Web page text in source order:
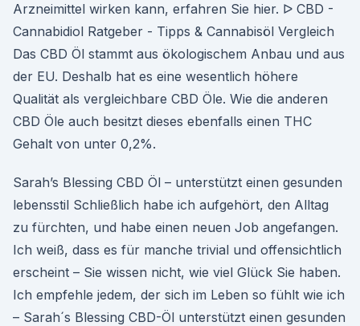
Arzneimittel wirken kann, erfahren Sie hier. ᐅ CBD -
Cannabidiol Ratgeber - Tipps & Cannabisöl Vergleich
Das CBD Öl stammt aus ökologischem Anbau und aus
der EU. Deshalb hat es eine wesentlich höhere
Qualität als vergleichbare CBD Öle. Wie die anderen
CBD Öle auch besitzt dieses ebenfalls einen THC
Gehalt von unter 0,2%.
Sarah’s Blessing CBD Öl – unterstützt einen gesunden
lebensstil Schließlich habe ich aufgehört, den Alltag
zu fürchten, und habe einen neuen Job angefangen.
Ich weiß, dass es für manche trivial und offensichtlich
erscheint – Sie wissen nicht, wie viel Glück Sie haben.
Ich empfehle jedem, der sich im Leben so fühlt wie ich
– Sarah´s Blessing CBD-Öl unterstützt einen gesunden